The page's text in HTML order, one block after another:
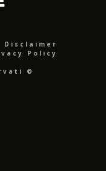
Disclaimer
Policy
©